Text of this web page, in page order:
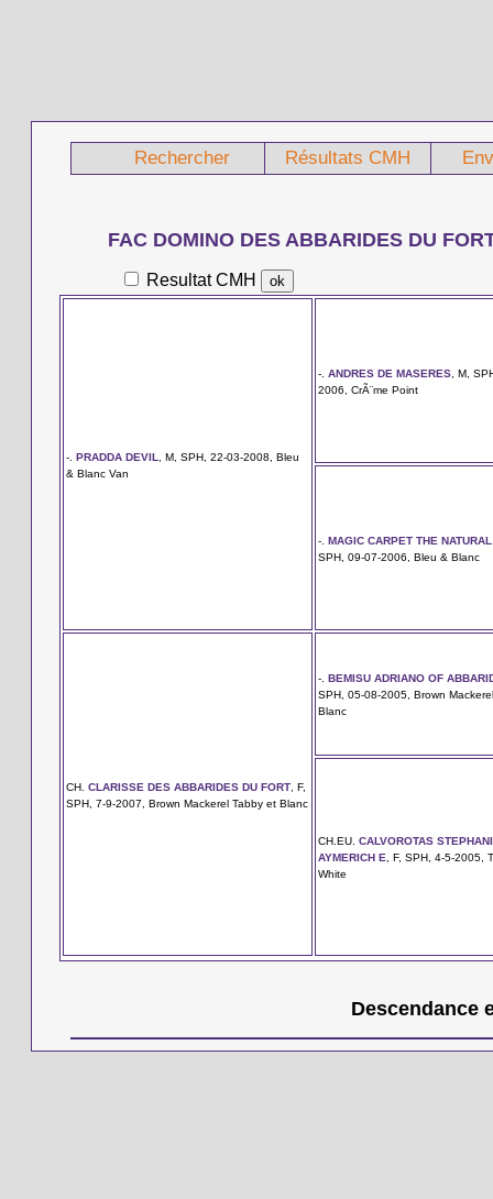
Rechercher Résultats CMH
FAC DOMINO DES ABBARIDES DU FORT
Resultat CMH
-. PRADDA DEVIL
, M, SPH, 22-03-2008, Bleu
& Blanc Van
-. ANDRES DE MASERES , M,
2006, CrÃ¨me Point
-. MAGIC CARPET THE
SPH, 09-07-2006, Bleu & Blanc
CH. CLARISSE DES ABBARIDES DU FORT , F,
SPH, 7-9-2007, Brown Mackerel Tabby et Blanc
-. BEMISU ADRIANO OF
SPH, 05-08-2005, Brown
Blanc
CH.EU. CALVOROTAS
AYMERICH E , F, SPH, 4-5-2005,
White
Descendance